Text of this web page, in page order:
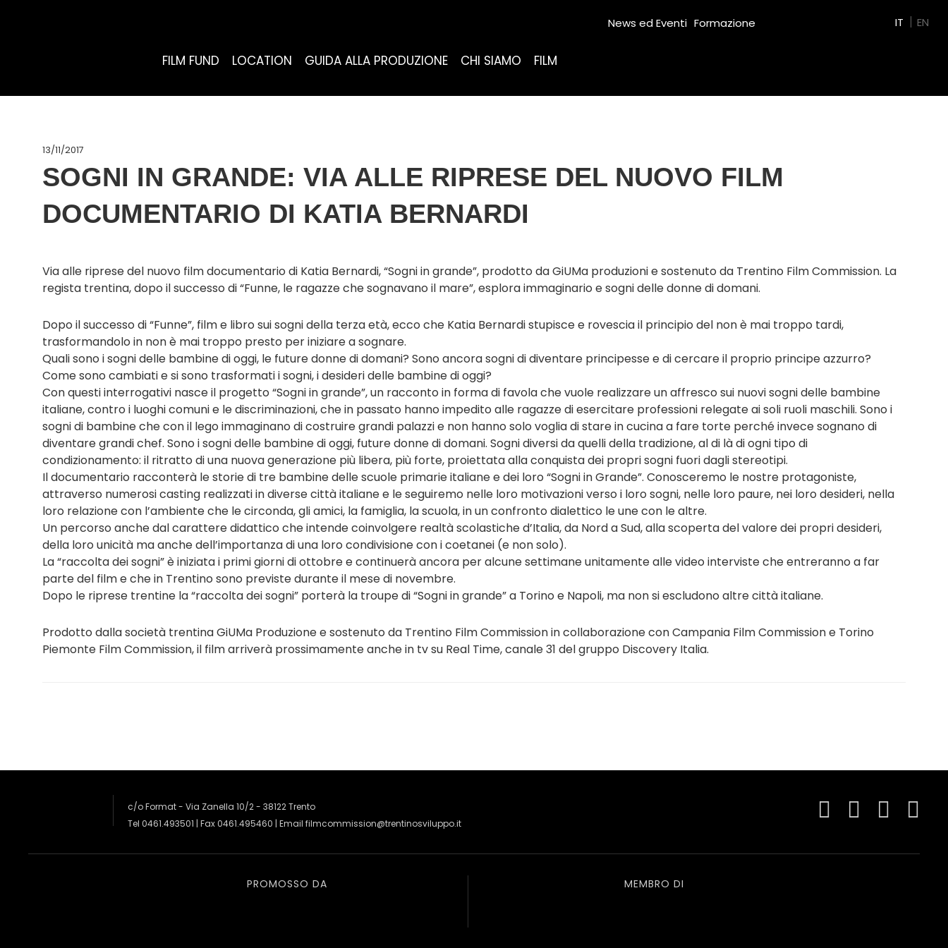
FILM FUND LOCATION GUIDA ALLA PRODUZIONE CHI SIAMO FILM
News ed Eventi Formazione IT EN
13/11/2017
SOGNI IN GRANDE: VIA ALLE RIPRESE DEL NUOVO FILM
DOCUMENTARIO DI KATIA BERNARDI
Via alle riprese del nuovo film documentario di Katia Bernardi, “Sogni in grande”, prodotto da GiUMa produzioni e sostenuto da Trentino Film Commission. La
regista trentina, dopo il successo di “Funne, le ragazze che sognavano il mare”, esplora immaginario e sogni delle donne di domani.
Dopo il successo di “Funne”, film e libro sui sogni della terza età, ecco che Katia Bernardi stupisce e rovescia il principio del non è mai troppo tardi,
trasformandolo in non è mai troppo presto per iniziare a sognare.
Quali sono i sogni delle bambine di oggi, le future donne di domani? Sono ancora sogni di diventare principesse e di cercare il proprio principe azzurro?
Come sono cambiati e si sono trasformati i sogni, i desideri delle bambine di oggi?
Con questi interrogativi nasce il progetto “Sogni in grande”, un racconto in forma di favola che vuole realizzare un affresco sui nuovi sogni delle bambine
italiane, contro i luoghi comuni e le discriminazioni, che in passato hanno impedito alle ragazze di esercitare professioni relegate ai soli ruoli maschili. Sono i
sogni di bambine che con il lego immaginano di costruire grandi palazzi e non hanno solo voglia di stare in cucina a fare torte perché invece sognano di
diventare grandi chef. Sono i sogni delle bambine di oggi, future donne di domani. Sogni diversi da quelli della tradizione, al di là di ogni tipo di
condizionamento: il ritratto di una nuova generazione più libera, più forte, proiettata alla conquista dei propri sogni fuori dagli stereotipi.
Il documentario racconterà le storie di tre bambine delle scuole primarie italiane e dei loro “Sogni in Grande”. Conosceremo le nostre protagoniste,
attraverso numerosi casting realizzati in diverse città italiane e le seguiremo nelle loro motivazioni verso i loro sogni, nelle loro paure, nei loro desideri, nella
loro relazione con l’ambiente che le circonda, gli amici, la famiglia, la scuola, in un confronto dialettico le une con le altre.
Un percorso anche dal carattere didattico che intende coinvolgere realtà scolastiche d’Italia, da Nord a Sud, alla scoperta del valore dei propri desideri,
della loro unicità ma anche dell’importanza di una loro condivisione con i coetanei (e non solo).
La “raccolta dei sogni” è iniziata i primi giorni di ottobre e continuerà ancora per alcune settimane unitamente alle video interviste che entreranno a far
parte del film e che in Trentino sono previste durante il mese di novembre.
Dopo le riprese trentine la “raccolta dei sogni” porterà la troupe di “Sogni in grande” a Torino e Napoli, ma non si escludono altre città italiane.
Prodotto dalla società trentina GiUMa Produzione e sostenuto da Trentino Film Commission in collaborazione con Campania Film Commission e Torino
Piemonte Film Commission, il film arriverà prossimamente anche in tv su Real Time, canale 31 del gruppo Discovery Italia.
c/o Format - Via Zanella 10/2 - 38122 Trento
Tel 0461.493501 | Fax 0461.495460 | Email filmcommission@trentinosviluppo.it
PROMOSSO DA MEMBRO DI